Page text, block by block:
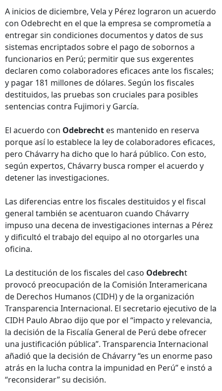
A inicios de diciembre, Vela y Pérez lograron un acuerdo
con Odebrecht en el que la empresa se comprometía a
entregar sin condiciones documentos y datos de sus
sistemas encriptados sobre el pago de sobornos a
funcionarios en Perú; permitir que sus exgerentes
declaren como colaboradores eficaces ante los fiscales;
y pagar 181 millones de dólares. Según los fiscales
destituidos, las pruebas son cruciales para posibles
sentencias contra Fujimori y García.
El acuerdo con Odebrecht es mantenido en reserva
porque así lo establece la ley de colaboradores eficaces,
pero Chávarry ha dicho que lo hará público. Con esto,
según expertos, Chávarry busca romper el acuerdo y
detener las investigaciones.
Las diferencias entre los fiscales destituidos y el fiscal
general también se acentuaron cuando Chávarry
impuso una decena de investigaciones internas a Pérez
y dificultó el trabajo del equipo al no otorgarles una
oficina.
La destitución de los fiscales del caso Odebrecht
provocó preocupación de la Comisión Interamericana
de Derechos Humanos (CIDH) y de la organización
Transparencia Internacional. El secretario ejecutivo de la
CIDH Paulo Abrao dijo que por el “impacto y relevancia,
la decisión de la Fiscalía General de Perú debe ofrecer
una justificación pública”. Transparencia Internacional
añadió que la decisión de Chávarry “es un enorme paso
atrás en la lucha contra la impunidad en Perú” e instó a
“reconsiderar” su decisión.